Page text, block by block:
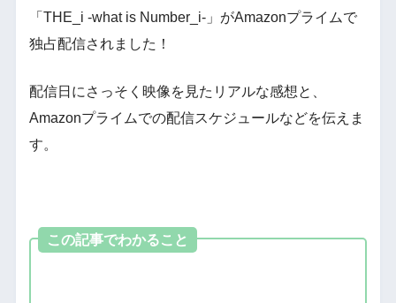
「THE_i -what is Number_i-」がAmazonプライムで
独占配信されました！
配信日にさっそく映像を見たリアルな感想と、
Amazonプライムでの配信スケジュールなどを伝えま
す。
この記事でわかること